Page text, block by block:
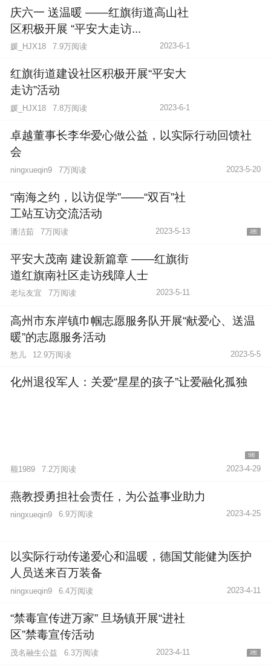
庆六一 送温暖 ——红旗街道高山社
区积极开展 “平安大走访...
媛_HJX18 7.9万阅读 2023-6-1
红旗街道建设社区积极开展“平安大
走访”活动
媛_HJX18 7.8万阅读 2023-6-1
卓越董事长李华爱心做公益，以实际行动回馈社
会
ningxueqin9 7万阅读 2023-5-20
“南海之约，以访促学”——“双百”社
工站互访交流活动
2图
潘洁茹 7万阅读 2023-5-13
平安大茂南 建设新篇章 ——红旗街
道红旗南社区走访残障人士
老坛友宜 7万阅读 2023-5-11
高州市东岸镇巾帼志愿服务队开展“献爱心、送温
暖”的志愿服务活动
愁儿 12.9万阅读 2023-5-5
化州退役军人：关爱“星星的孩子”让爱融化孤独
5图
额1989 7.2万阅读 2023-4-29
燕教授勇担社会责任，为公益事业助力
ningxueqin9 6.9万阅读 2023-4-25
以实际行动传递爱心和温暖，德国艾能健为医护
人员送来百万装备
ningxueqin9 6.4万阅读 2023-4-11
“禁毒宣传进万家” 旦场镇开展“进社
区”禁毒宣传活动
2图
茂名融生公益 6.3万阅读 2023-4-11